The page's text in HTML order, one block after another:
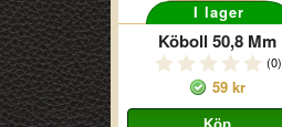
I lager
Köboll 50,8 Mm
(0)
59 kr